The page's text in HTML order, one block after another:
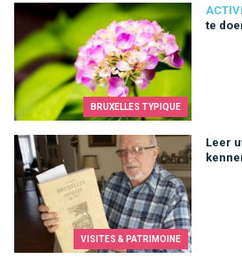
BRUXELLES TYPIQUE
te
Wat te doen in Brussel in maart ?
VISITES & PATRIMOINE
Leer
Leer uw Brusselse voorouder